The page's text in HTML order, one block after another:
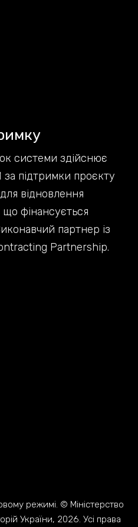
режимі. © Міністерство
України, 2026. Усі права
системи здійснює
підтримки проєкту
відновлення
що фінансується
партнер із
Partnership.